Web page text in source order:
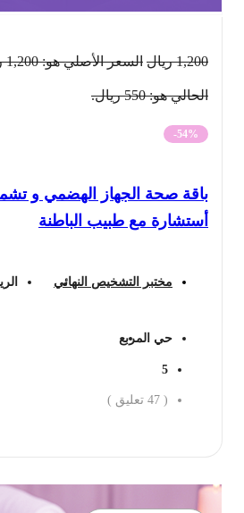
1,200 ريال السعر الأصلي هو: 1,200 ريال.
الحالي هو: 550 ريال.
-54%
أستشارة مع طبيب الباطنة
مختبر التشخيص النهائي الرياض
حي المربع
47 تعليق )